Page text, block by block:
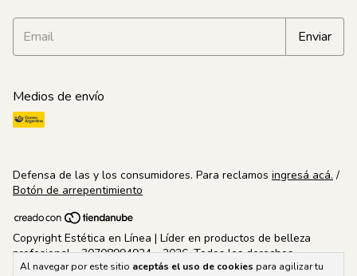
Al navegar por este sitio aceptás el uso de cookies para agilizar tu
Medios de envío
Defensa de las y los consumidores. Para reclamos ingresá acá. /
Botón de arrepentimiento
Copyright Estética en Línea | Líder en productos de belleza
profesional - 30708994924 - 2026. Todos los derechos
reservados.